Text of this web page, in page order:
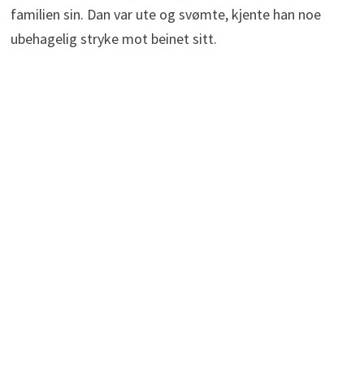
familien sin. Dan var ute og svømte, kjente han noe
ubehagelig stryke mot beinet sitt.